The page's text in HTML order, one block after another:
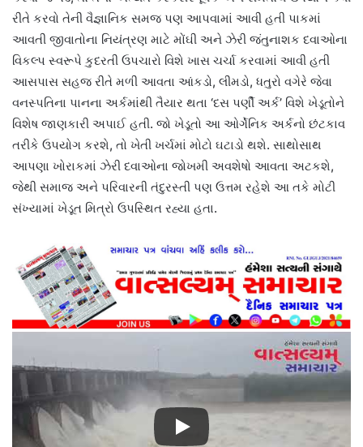
રીતે કરવો તેની વૈજ્ઞાનિક સમજ પણ આપવામાં આવી હતી પાકમાં
આવતી જીવાતોના નિયંત્રણ માટે મોંઘી અને ઝેરી જંતુનાશક દવાઓના
વિકલ્પ સ્વરૂપે કુદરતી ઉપચારો વિશે ખાસ ચર્ચા કરવામાં આવી હતી
આસપાસ સહજ રીતે મળી આવતા આંકડો, લીમડો, ધતુરો વગેરે જેવા
વનસ્પતિના પાનના અર્કમાંથી તૈયાર થતા ‘દસ પર્ણી અર્ક’ વિશે ખેડૂતોને
વિશેષ જાણકારી અપાઈ હતી. જો ખેડૂતો આ ઓર્ગેનિક અર્કનો છંટકાવ
તરીકે ઉપયોગ કરશે, તો ખેતી ખર્ચમાં મોટો ઘટાડો થશે. સાથોસાથ
આપણા ખોરાકમાં ઝેરી દવાઓના જોખમી અવશેષો આવતા અટકશે,
જેથી સમાજ અને પરિવારની તંદુરસ્તી પણ ઉત્તમ રહેશે આ તકે મોટી
સંખ્યામાં ખેડૂત મિત્રો ઉપસ્થિત રહ્યા હતા.